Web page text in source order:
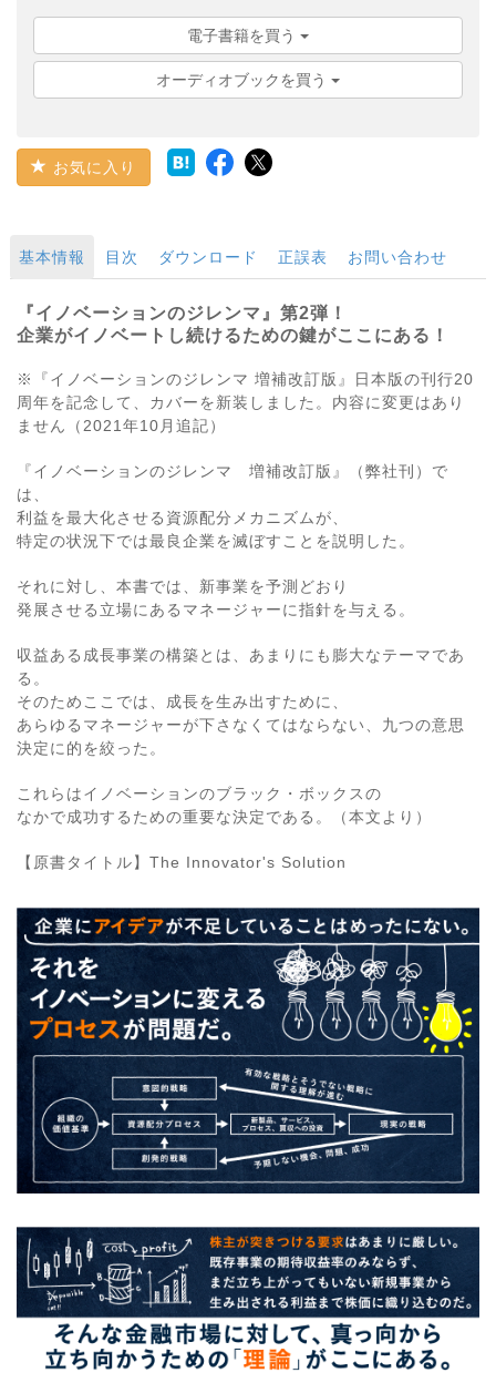
電子書籍を買う
オーディオブックを買う
お気に入り
基本情報 目次 ダウンロード 正誤表 お問い合わせ
『イノベーションのジレンマ』第2弾！
企業がイノベートし続けるための鍵がここにある！
※『イノベーションのジレンマ 増補改訂版』日本版の刊行20
周年を記念して、カバーを新装しました。内容に変更はあり
ません（2021年10月追記）
『イノベーションのジレンマ 増補改訂版』（弊社刊）で
は、
利益を最大化させる資源配分メカニズムが、
特定の状況下では最良企業を滅ぼすことを説明した。
それに対し、本書では、新事業を予測どおり
発展させる立場にあるマネージャーに指針を与える。
収益ある成長事業の構築とは、あまりにも膨大なテーマであ
る。
そのためここでは、成長を生み出すために、
あらゆるマネージャーが下さなくてはならない、九つの意思
決定に的を絞った。
これらはイノベーションのブラック・ボックスの
なかで成功するための重要な決定である。（本文より）
【原書タイトル】The Innovator's Solution